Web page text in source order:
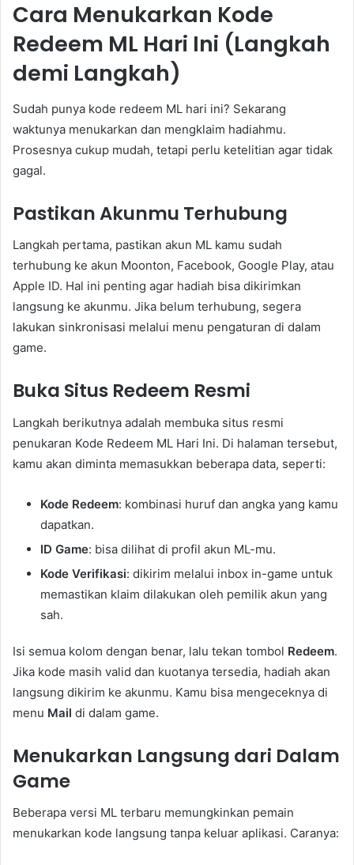
Cara Menukarkan Kode
Redeem ML Hari Ini (Langkah
demi Langkah)
Sudah punya kode redeem ML hari ini? Sekarang
waktunya menukarkan dan mengklaim hadiahmu.
Prosesnya cukup mudah, tetapi perlu ketelitian agar tidak
gagal.
Pastikan Akunmu Terhubung
Langkah pertama, pastikan akun ML kamu sudah
terhubung ke akun Moonton, Facebook, Google Play, atau
Apple ID. Hal ini penting agar hadiah bisa dikirimkan
langsung ke akunmu. Jika belum terhubung, segera
lakukan sinkronisasi melalui menu pengaturan di dalam
game.
Buka Situs Redeem Resmi
Langkah berikutnya adalah membuka situs resmi
penukaran Kode Redeem ML Hari Ini. Di halaman tersebut,
kamu akan diminta memasukkan beberapa data, seperti:
Kode Redeem: kombinasi huruf dan angka yang kamu
dapatkan.
ID Game: bisa dilihat di profil akun ML-mu.
Kode Verifikasi: dikirim melalui inbox in-game untuk
memastikan klaim dilakukan oleh pemilik akun yang
sah.
Isi semua kolom dengan benar, lalu tekan tombol Redeem.
Jika kode masih valid dan kuotanya tersedia, hadiah akan
langsung dikirim ke akunmu. Kamu bisa mengeceknya di
menu Mail di dalam game.
Menukarkan Langsung dari Dalam
Game
Beberapa versi ML terbaru memungkinkan pemain
menukarkan kode langsung tanpa keluar aplikasi. Caranya: